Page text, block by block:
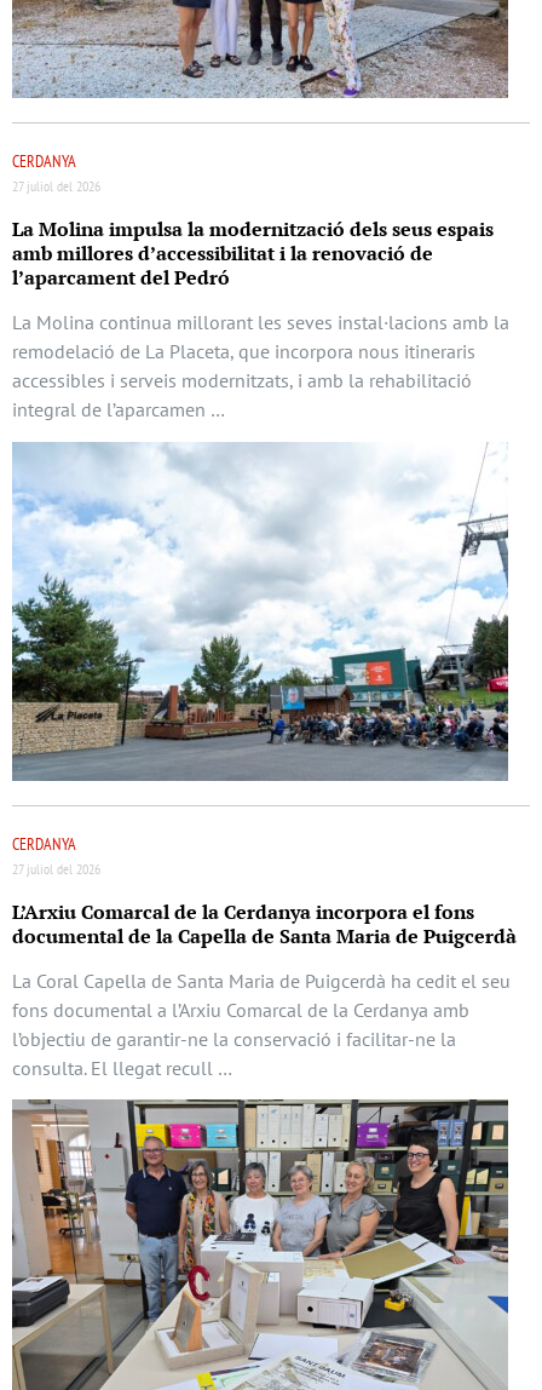
CERDANYA
27 juliol del 2026
La Molina impulsa la modernització dels seus espais
amb millores d’accessibilitat i la renovació de
l’aparcament del Pedró
La Molina continua millorant les seves instal·lacions amb la
remodelació de La Placeta, que incorpora nous itineraris
accessibles i serveis modernitzats, i amb la rehabilitació
integral de l’aparcamen …
CERDANYA
27 juliol del 2026
L’Arxiu Comarcal de la Cerdanya incorpora el fons
documental de la Capella de Santa Maria de Puigcerdà
La Coral Capella de Santa Maria de Puigcerdà ha cedit el seu
fons documental a l’Arxiu Comarcal de la Cerdanya amb
l’objectiu de garantir-ne la conservació i facilitar-ne la
consulta. El llegat recull …